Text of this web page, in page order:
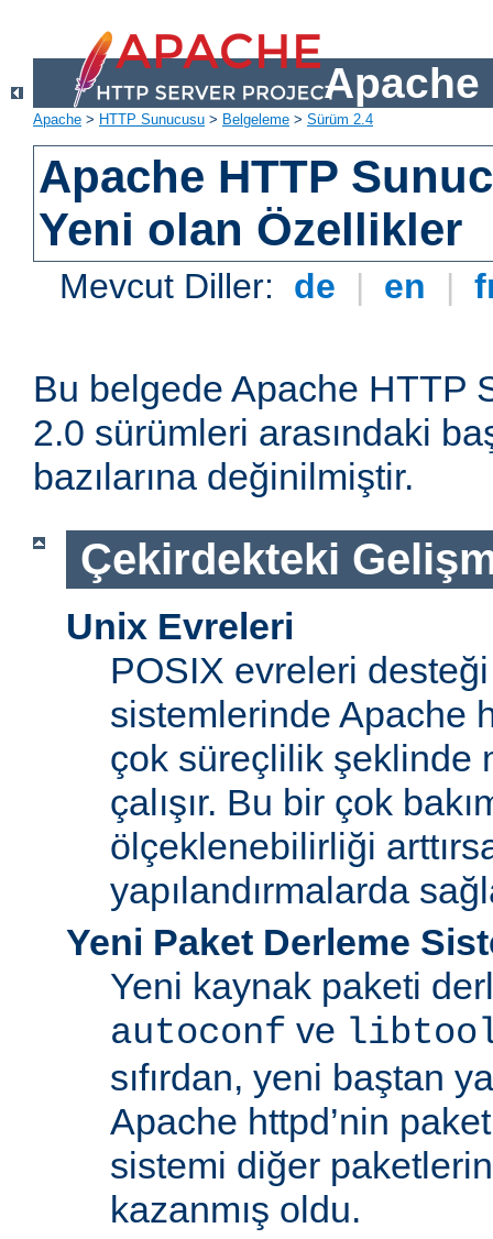
Apache
Apache > HTTP Sunucusu > Belgeleme > Sürüm 2.4
Apache HTTP
Yeni olan Özellikler
Mevcut Diller: de | en |
Bu belgede Apache HTTP
2.0 sürümleri arasındaki
bazılarına değinilmiştir.
Çekirdekteki
Unix Evreleri
POSIX evreleri
sistemlerinde Apache
çok süreçlilik şeklinde
çalışır. Bu bir çok
ölçeklenebilirliği
yapılandırmalarda
Yeni Paket Derleme
Yeni kaynak paketi
autoconf ve
sıfırdan, yeni baştan
Apache httpd’nin
sistemi diğer
kazanmış oldu.